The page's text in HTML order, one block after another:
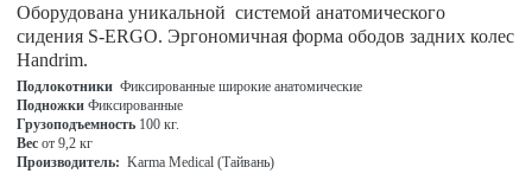
Оборудована уникальной системой анатомического
сидения S-ERGO. Эргономичная форма ободов задних колес
Handrim.
Подлокотники Фиксированные широкие анатомические
Подножки Фиксированные
Грузоподъемность 100 кг.
Весот 9,2 кг
Производитель: Karma Medical (Тайвань)